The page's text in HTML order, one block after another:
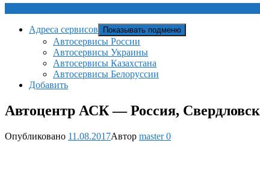
Адреса сервисов Показывать подменю
Автосервисы России
Автосервисы Украины
Автосервисы Казахстана
Автосервисы Белоруссии
Добавить
Автоцентр АСК — Россия,
Опубликовано 11.08.2017Автор master0